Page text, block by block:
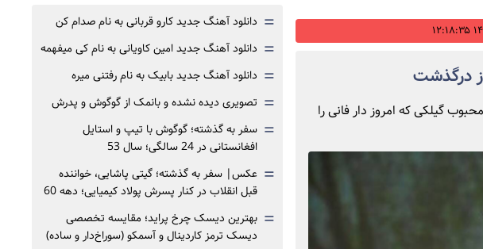
درگذشت
گیلکی که امروز دار فانی را
= دانلود آهنگ جدید کارو قربانی به نام صدام کن
= دانلود آهنگ جدید امین کاویانی به نام کی میفهمه
= دانلود آهنگ جدید بابیک به نام رفتنی میره
= تصویری دیده نشده و بانمک از گوگوش و پدرش
= سفر به گذشته؛ گوگوش با تیپ و استایل
افغانستانی در 24 سالگی؛ سال 53
= عکس| سفر به گذشته؛ گیتی پاشایی، خواننده
قبل انقلاب در کنار پسرش پولاد کیمیایی؛ دهه 60
= بهترین دیسک چرخ پراید؛ مقایسه تخصصی
دیسک ترمز کاردینال و آسمکو (سوراخ‌دار و ساده)